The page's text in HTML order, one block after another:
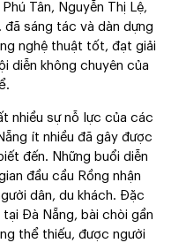
Tân, Nguyễn Thị Lệ,
đã sáng tác và dàn dựng
nghệ thuật tốt, đạt giải
diễn không chuyên của
nhiều sự nỗ lực của các
ít nhiều đã gây được
đến. Những buổi diễn
đầu cầu Rồng nhận
dân, du khách. Đặc
Đà Nẵng, bài chòi gần
thể thiếu, được người